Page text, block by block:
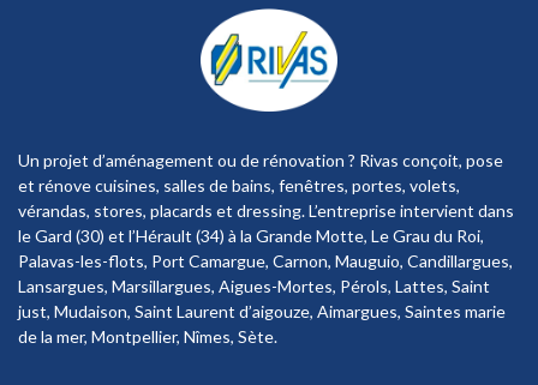
Un projet d’aménagement ou de rénovation ? Rivas conçoit, pose
et rénove cuisines, salles de bains, fenêtres, portes, volets,
vérandas, stores, placards et dressing. L’entreprise intervient dans
le Gard (30) et l’Hérault (34) à la Grande Motte, Le Grau du Roi,
Palavas-les-flots, Port Camargue, Carnon, Mauguio, Candillargues,
Lansargues, Marsillargues, Aigues-Mortes, Pérols, Lattes, Saint
just, Mudaison, Saint Laurent d’aigouze, Aimargues, Saintes marie
de la mer, Montpellier, Nîmes, Sète.